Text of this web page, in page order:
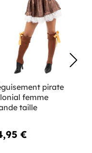
pirate
femme
taille
€